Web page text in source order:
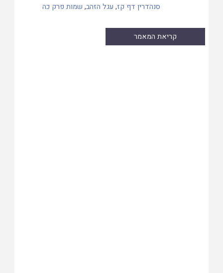
סנהדרין דף קז, עגל הזהב, שמות פרק כה
קריאת המאמר